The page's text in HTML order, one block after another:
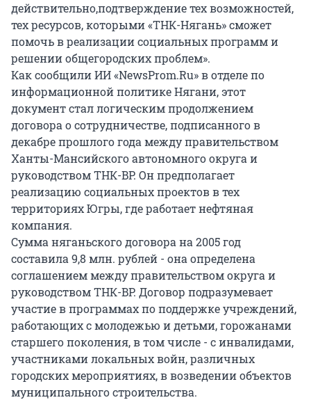
действительно,подтверждение тех возможностей,
тех ресурсов, которыми «ТНК-Нягань» сможет
помочь в реализации социальных программ и
решении общегородских проблем».
Как сообщили ИИ «NewsProm.Ru» в отделе по
информационной политике Нягани, этот
документ стал логическим продолжением
договора о сотрудничестве, подписанного в
декабре прошлого года между правительством
Ханты-Мансийского автономного округа и
руководством ТНК-BP. Он предполагает
реализацию социальных проектов в тех
территориях Югры, где работает нефтяная
компания.
Сумма няганьского договора на 2005 год
составила 9,8 млн. рублей - она определена
соглашением между правительством округа и
руководством ТНК-BP. Договор подразумевает
участие в программах по поддержке учреждений,
работающих с молодежью и детьми, горожанами
старшего поколения, в том числе - с инвалидами,
участниками локальных войн, различных
городских мероприятиях, в возведении объектов
муниципального строительства.